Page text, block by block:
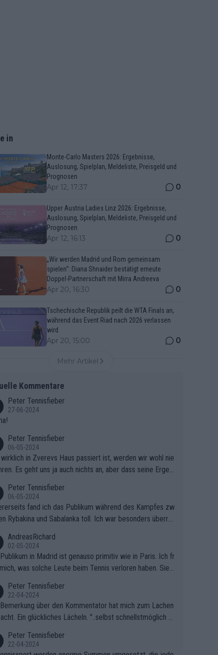
in
Monte-Carlo Masters 2026: Ergebnisse,
Auslosung, Spielplan, Meldeliste, Preisgeld und
Prognosen
Apr 12, 17:37 0
Upper Austria Ladies Linz 2026: Ergebnisse,
Auslosung, Spielplan, Meldeliste, Preisgeld und
Prognosen
Apr 12, 16:13 0
„Wir werden Madrid und Rom gemeinsam
spielen“: Diana Shnaider bestätigt erneute
Doppel-Partnerschaft mit Mirra Andreeva
Apr 20, 16:30 0
Tschechische Republik peilt die WTA Finals an,
während das Event Riad nach 2026 verlassen
wird
Apr 20, 15:00 0
Mehr Artikel
Kommentare
Peter Tennisfieber
27-06-2024
Peter Tennisfieber
06-05-2024
wirklich in Zverevs Haus passiert ist, werden wir wohl nie
Es geht uns ja auch nichts an, aber dass seine Ergeb
Peter Tennisfieber
06-05-2024
fand ich das Publikum während des Kampfes zw
Rybakina und Sabalanka toll. Ich war besonders überras
AndreasRichard
02-05-2024
in Madrid ist genauso primitiv wie in Paris. Ich fr
was solche Leute beim Tennis verloren haben. Sie s
Peter Tennisfieber
22-04-2024
über den Kommentator hat mich zum Lachen
Ein glückliches Lächeln. "..selbst schnellstmöglich na
Peter Tennisfieber
22-04-2024